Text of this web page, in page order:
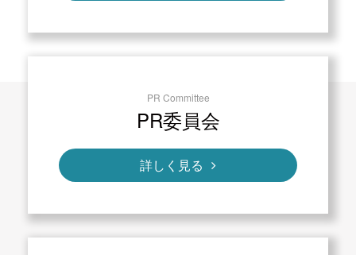
PR Committee
PR委員会
詳しく見る